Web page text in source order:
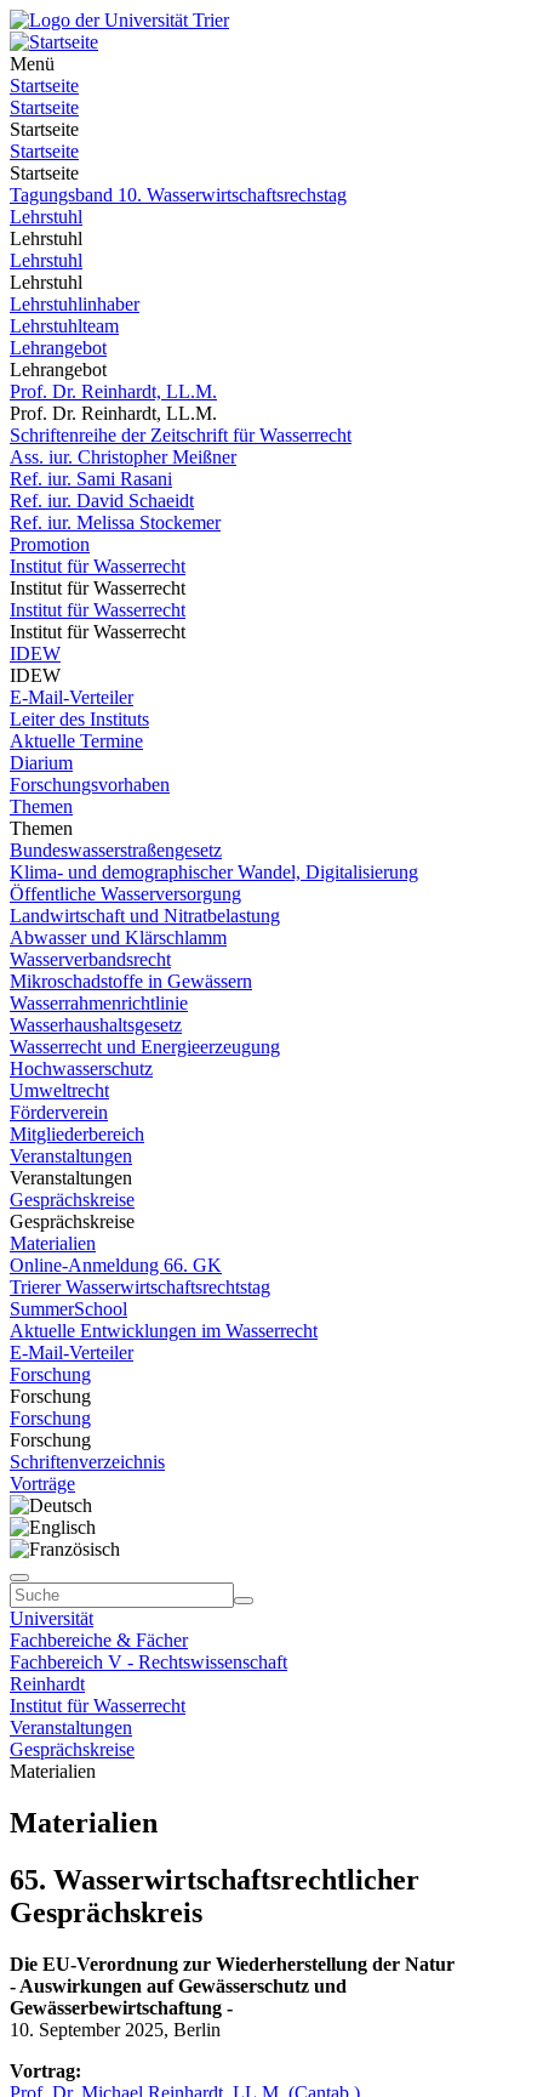
Menü
Startseite
Startseite
Startseite
Startseite
Startseite
Tagungsband 10. Wasserwirtschaftsrechstag
Lehrstuhl
Lehrstuhl
Lehrstuhl
Lehrstuhl
Lehrstuhlinhaber
Lehrstuhlteam
Lehrangebot
Lehrangebot
Prof. Dr. Reinhardt, LL.M.
Prof. Dr. Reinhardt, LL.M.
Schriftenreihe der Zeitschrift für Wasserrecht
Ass. iur. Christopher Meißner
Ref. iur. Sami Rasani
Ref. iur. David Schaeidt
Ref. iur. Melissa Stockemer
Promotion
Institut für Wasserrecht
Institut für Wasserrecht
Institut für Wasserrecht
Institut für Wasserrecht
IDEW
IDEW
E-Mail-Verteiler
Leiter des Instituts
Aktuelle Termine
Diarium
Forschungsvorhaben
Themen
Themen
Bundeswasserstraßengesetz
Klima- und demographischer Wandel, Digitalisierung
Öffentliche Wasserversorgung
Landwirtschaft und Nitratbelastung
Abwasser und Klärschlamm
Wasserverbandsrecht
Mikroschadstoffe in Gewässern
Wasserrahmenrichtlinie
Wasserhaushaltsgesetz
Wasserrecht und Energieerzeugung
Hochwasserschutz
Umweltrecht
Förderverein
Mitgliederbereich
Veranstaltungen
Veranstaltungen
Gesprächskreise
Gesprächskreise
Materialien
Online-Anmeldung 66. GK
Trierer Wasserwirtschaftsrechtstag
SummerSchool
Aktuelle Entwicklungen im Wasserrecht
E-Mail-Verteiler
Forschung
Forschung
Forschung
Forschung
Schriftenverzeichnis
Vorträge
Universität
Fachbereiche & Fächer
Fachbereich V - Rechtswissenschaft
Reinhardt
Institut für Wasserrecht
Veranstaltungen
Gesprächskreise
Materialien
Materialien
65. Wasserwirtschaftsrechtlicher
Gesprächskreis
Die EU-Verordnung zur Wiederherstellung der Natur
- Auswirkungen auf Gewässerschutz und
Gewässerbewirtschaftung -
10. September 2025, Berlin
Vortrag:
Prof. Dr. Michael Reinhardt, LL.M. (Cantab.)